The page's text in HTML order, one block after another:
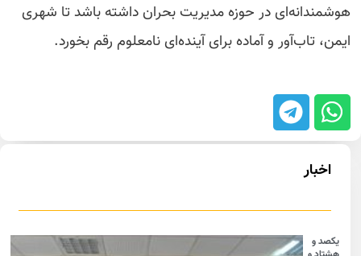
هوشمندانه‌ای در حوزه مدیریت بحران داشته باشد تا شهری
ایمن، تاب‌آور و آماده برای آینده‌ای نامعلوم رقم بخورد.
اخبار
یکصد و